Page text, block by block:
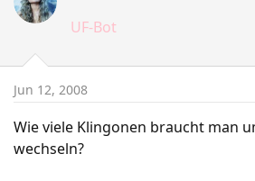
a
s
a
r
t
t
a
e
UF-Bot
Jun 12, 2008
Wie viele Klingonen braucht man
wechseln?